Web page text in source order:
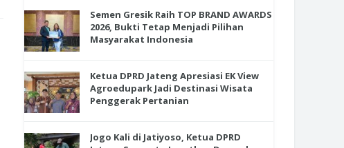
Semen Gresik Raih TOP BRAND AWARDS
2026, Bukti Tetap Menjadi Pilihan
Masyarakat Indonesia
Ketua DPRD Jateng Apresiasi EK View
Agroedupark Jadi Destinasi Wisata
Penggerak Pertanian
Jogo Kali di Jatiyoso, Ketua DPRD